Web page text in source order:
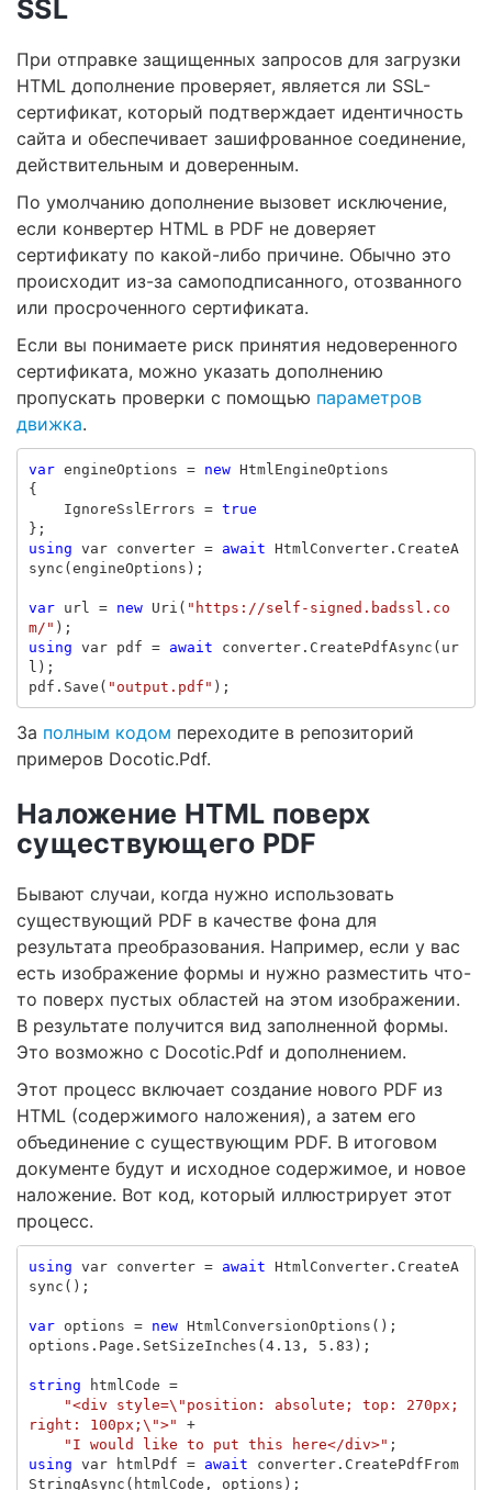
SSL
При отправке защищенных запросов для загрузки
HTML дополнение проверяет, является ли SSL-
сертификат, который подтверждает идентичность
сайта и обеспечивает зашифрованное соединение,
действительным и доверенным.
По умолчанию дополнение вызовет исключение,
если конвертер HTML в PDF не доверяет
сертификату по какой-либо причине. Обычно это
происходит из-за самоподписанного, отозванного
или просроченного сертификата.
Если вы понимаете риск принятия недоверенного
сертификата, можно указать дополнению
пропускать проверки с помощью параметров
движка.
var engineOptions = new HtmlEngineOptions
{
IgnoreSslErrors = true
};
using var converter = await HtmlConverter. CreateA
sync ( engineOptions );
var url = new Uri ( "https://self-signed.badssl.co
m/" );
using var pdf = await converter. CreatePdfAsync ( ur
l );
pdf . Save ( "output.pdf" );
За полным кодом переходите в репозиторий
примеров Docotic.Pdf.
Наложение HTML поверх
существующего PDF
Бывают случаи, когда нужно использовать
существующий PDF в качестве фона для
результата преобразования. Например, если у вас
есть изображение формы и нужно разместить что-
то поверх пустых областей на этом изображении.
В результате получится вид заполненной формы.
Это возможно с Docotic.Pdf и дополнением.
Этот процесс включает создание нового PDF из
HTML (содержимого наложения), а затем его
объединение с существующим PDF. В итоговом
документе будут и исходное содержимое, и новое
наложение. Вот код, который иллюстрирует этот
процесс.
using var converter = await HtmlConverter. CreateA
sync ();
var options = new HtmlConversionOptions ();
options . Page . SetSizeInches ( 4.13 , 5.83 );
string htmlCode =
"<div style=\"position: absolute; top: 270px;
right: 100px;\">"
+
"I would like to put this here</div>" ;
using var htmlPdf = await converter. CreatePdfFrom
StringAsync ( htmlCode , options );